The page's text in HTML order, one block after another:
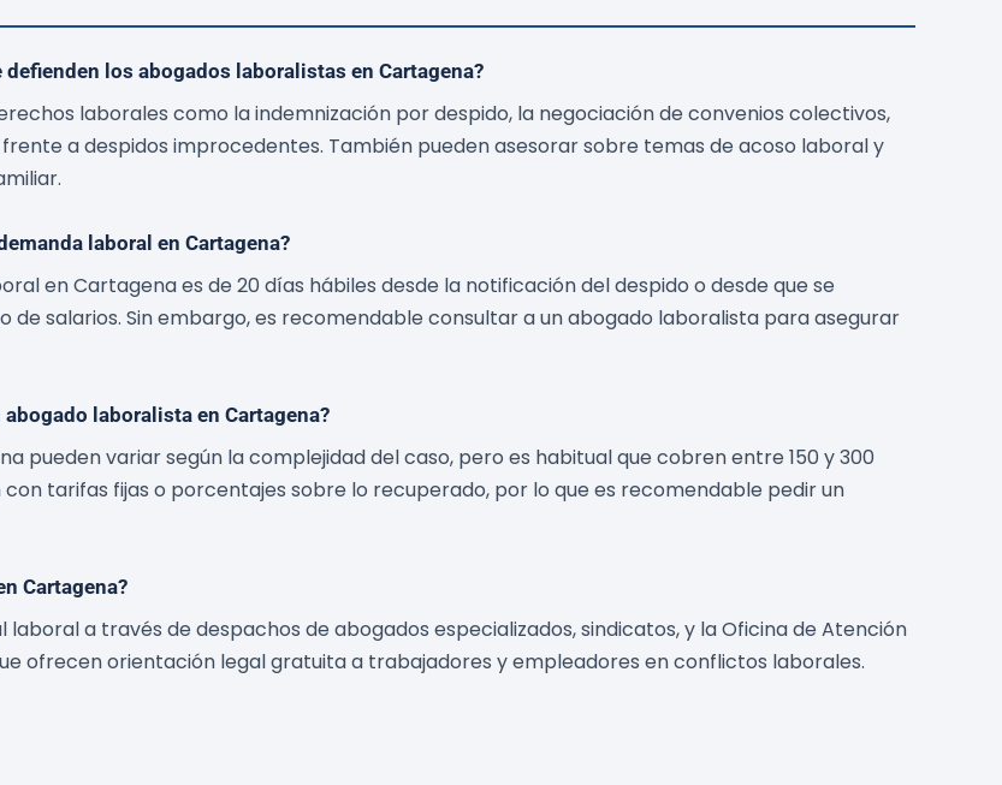
los abogados laboralistas en Cartagena?
laborales como la indemnización por despido, la negociación de convenios colectivos,
a despidos improcedentes. También pueden asesorar sobre temas de acoso laboral y
laboral en Cartagena?
en Cartagena es de 20 días hábiles desde la notificación del despido o desde que se
de salarios. Sin embargo, es recomendable consultar a un abogado laboralista para asegurar
laboralista en Cartagena?
pueden variar según la complejidad del caso, pero es habitual que cobren entre 150 y 300
tarifas fijas o porcentajes sobre lo recuperado, por lo que es recomendable pedir un
Cartagena?
a través de despachos de abogados especializados, sindicatos, y la Oficina de Atención
ofrecen orientación legal gratuita a trabajadores y empleadores en conflictos laborales.